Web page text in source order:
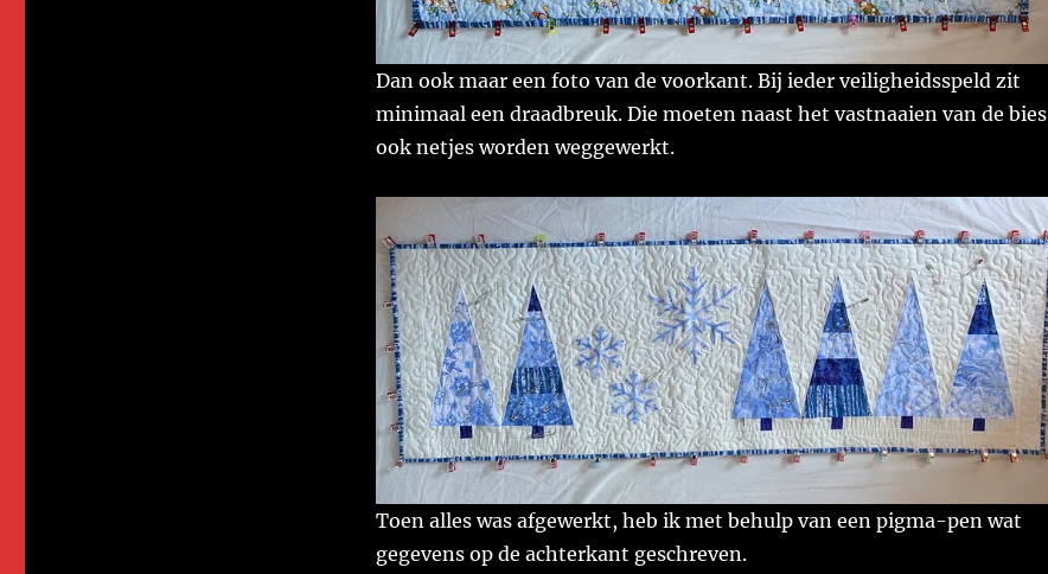
Dan ook maar een foto van de voorkant. Bij ieder veiligheidsspeld zit
minimaal een draadbreuk. Die moeten naast het vastnaaien van de bies
ook netjes worden weggewerkt.
Toen alles was afgewerkt, heb ik met behulp van een pigma-pen wat
gegevens op de achterkant geschreven.